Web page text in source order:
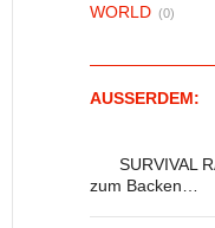
WORLD (0)
AUSSERDEM:
SURVIVAL
zum Backen…